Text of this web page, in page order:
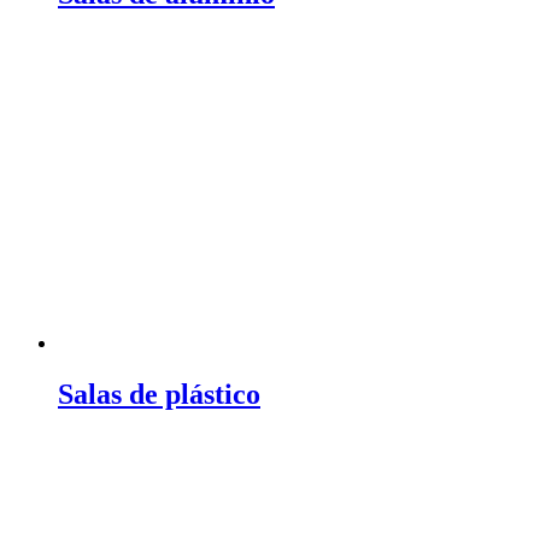
Salas de plástico